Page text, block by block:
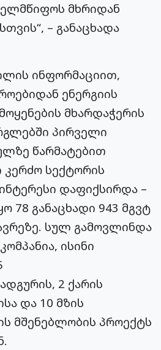
მხრიდან
– განაცხადა
ინფორმაციით,
ენერგიის
მხარდაჭერის
პირველი
წარმატებით
კერძო სექტორის
დაფიქსირდა –
78 განაცხადი 943 მგვტ
სულ გამოვლინდა
ისინი
2 ქარის
და 10 მზის
მშენებლობის პროექტს